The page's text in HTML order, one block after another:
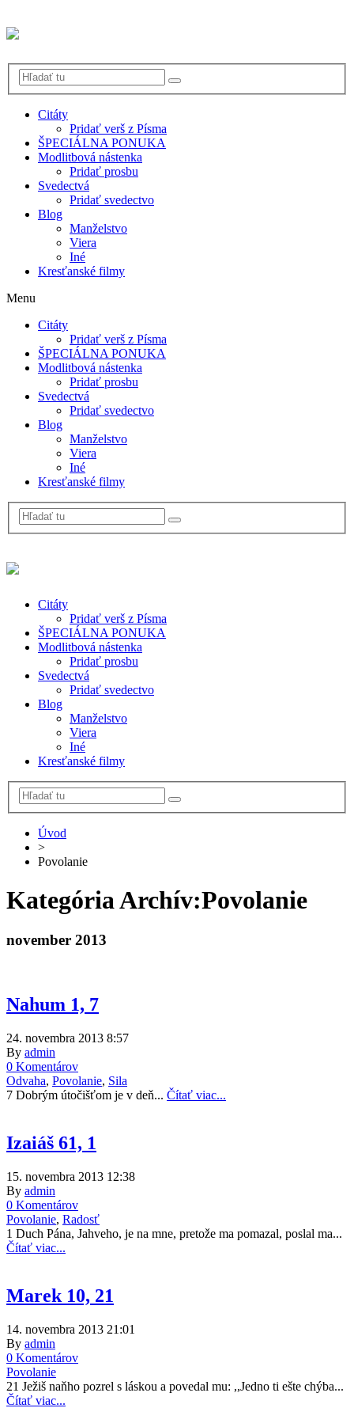
Citáty
Pridať verš z Písma
ŠPECIÁLNA PONUKA
Modlitbová nástenka
Pridať prosbu
Svedectvá
Pridať svedectvo
Blog
Manželstvo
Viera
Iné
Kresťanské filmy
Menu
Citáty
Pridať verš z Písma
ŠPECIÁLNA PONUKA
Modlitbová nástenka
Pridať prosbu
Svedectvá
Pridať svedectvo
Blog
Manželstvo
Viera
Iné
Kresťanské filmy
Citáty
Pridať verš z Písma
ŠPECIÁLNA PONUKA
Modlitbová nástenka
Pridať prosbu
Svedectvá
Pridať svedectvo
Blog
Manželstvo
Viera
Iné
Kresťanské filmy
Úvod
>
Povolanie
Kategória Archív:Povolanie
november 2013
Nahum 1, 7
24. novembra 2013 8:57
By admin
0 Komentárov
Odvaha, Povolanie, Sila
7 Dobrým útočišťom je v deň... Čítať viac...
Izaiáš 61, 1
15. novembra 2013 12:38
By admin
0 Komentárov
Povolanie, Radosť
1 Duch Pána, Jahveho, je na mne, pretože ma pomazal, poslal ma...
Čítať viac...
Marek 10, 21
14. novembra 2013 21:01
By admin
0 Komentárov
Povolanie
21 Ježiš naňho pozrel s láskou a povedal mu: ,,Jedno ti ešte chýba...
Čítať viac...